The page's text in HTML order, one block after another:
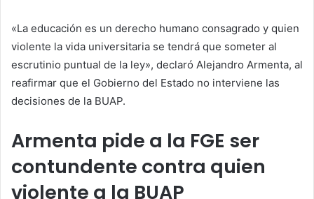
«La educación es un derecho humano consagrado y quien
violente la vida universitaria se tendrá que someter al
escrutinio puntual de la ley», declaró Alejandro Armenta, al
reafirmar que el Gobierno del Estado no interviene las
decisiones de la BUAP.
Armenta pide a la FGE ser
contundente contra quien
violente a la BUAP